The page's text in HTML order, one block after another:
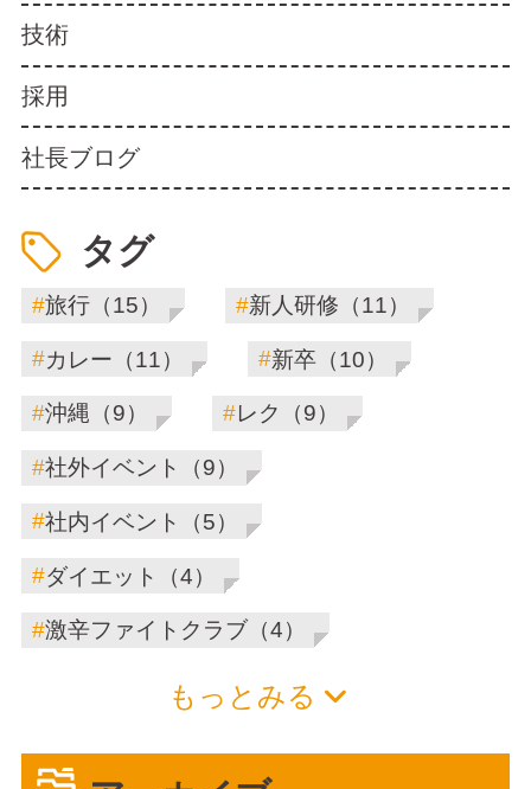
技術
採用
社長ブログ
タグ
#旅行（15） #新人研修（11）
#カレー（11） #新卒（10）
#沖縄（9） #レク（9）
#社外イベント（9）
#社内イベント（5）
#ダイエット（4）
#激辛ファイトクラブ（4）
もっとみる